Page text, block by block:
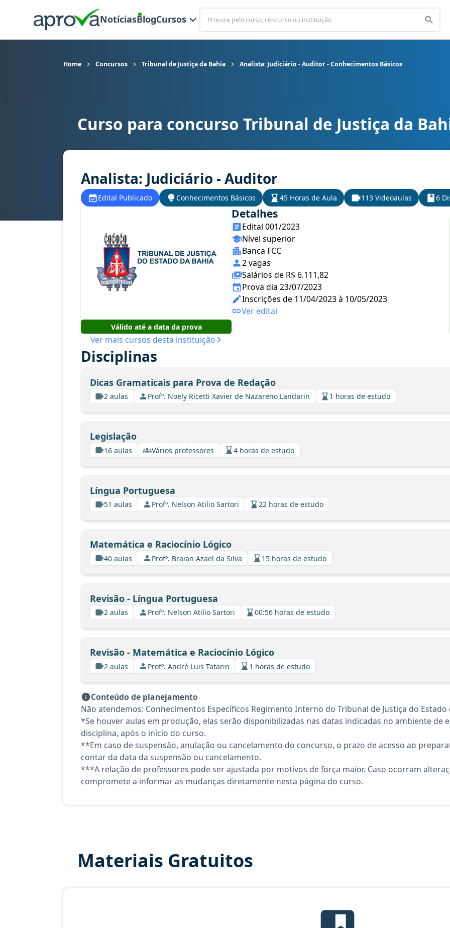
NotíciasBlogCursos
Buscar
Home Concursos Tribunal de Justiça da Bahia Analista: Judiciário - Auditor - Conhecimentos Básicos
Curso para concurso TJ BA - Tribunal de Justiça da Bahia cargo Analista: Judiciário - Auditor - Conhecimentos
Curso para concurso Tribunal de Justiça da
Analista: Judiciário - Auditor
Edital Publicado Conhecimentos Básicos 45 Horas de Aula 113 Videoaulas 6
Válido até a data da prova
Ver mais cursos desta instituição
Detalhes
Edital 001/2023
Nível superior
Banca FCC
2 vagas
Salários de R$ 6.111,82
Prova dia 23/07/2023
Inscrições de 11/04/2023 à 10/05/2023
Ver edital
Disciplinas
Dicas Gramaticais para Prova de Redação
2 aulas Profº. Noely Ricetti Xavier de Nazareno Landarin 1 horas de estudo
Legislação
16 aulas Vários professores 4 horas de estudo
Língua Portuguesa
51 aulas Profº. Nelson Atilio Sartori 22 horas de estudo
Matemática e Raciocínio Lógico
40 aulas Profº. Braian Azael da Silva 15 horas de estudo
Revisão - Língua Portuguesa
2 aulas Profº. Nelson Atilio Sartori 00:56 horas de estudo
Revisão - Matemática e Raciocínio Lógico
2 aulas Profº. André Luis Tatarin 1 horas de estudo
Conteúdo de planejamento
Não atendemos: Conhecimentos Específicos Regimento Interno do Tribunal de Justiça do Estado
*Se houver aulas em produção, elas serão disponibilizadas nas datas indicadas no ambiente de
disciplina, após o início do curso.
**Em caso de suspensão, anulação ou cancelamento do concurso, o prazo de acesso ao
contar da data da suspensão ou cancelamento.
***A relação de professores pode ser ajustada por motivos de força maior. Caso ocorram
compromete a informar as mudanças diretamente nesta página do curso.
Materiais Gratuitos
Edital Verticalizado, material